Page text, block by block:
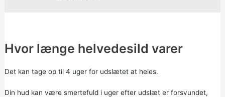
Hvor længe helvedesild varer
Det kan tage op til 4 uger for udslætet at heles.
Din hud kan være smertefuld i uger efter udslæt er forsvundet,